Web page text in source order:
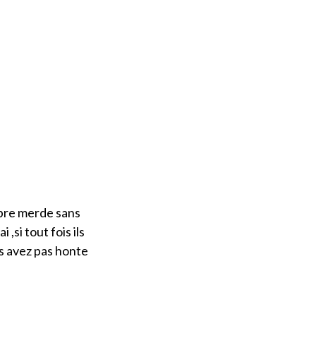
merde sans
,si tout fois ils
avez pas honte